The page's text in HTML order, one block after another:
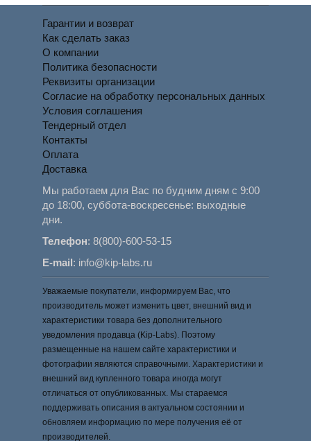
Гарантии и возврат
Как сделать заказ
О компании
Политика безопасности
Реквизиты организации
Согласие на обработку персональных данных
Условия соглашения
Тендерный отдел
Контакты
Оплата
Доставка
Мы работаем для Вас по будним дням с 9:00
до 18:00, суббота-воскресенье: выходные
дни.
Телефон:8(800)-600-53-15
E-mail: info@kip-labs.ru
Уважаемые покупатели, информируем Вас, что
производитель может изменить цвет, внешний вид и
характеристики товара без дополнительного
уведомления продавца (Kip-Labs). Поэтому
размещенные на нашем сайте характеристики и
фотографии являются справочными. Характеристики и
внешний вид купленного товара иногда могут
отличаться от опубликованных. Мы стараемся
поддерживать описания в актуальном состоянии и
обновляем информацию по мере получения её от
производителей.